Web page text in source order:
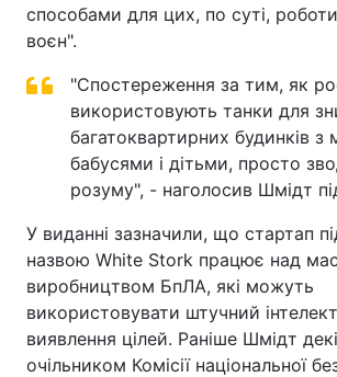
Здоров'я Туризм
Цікавинки
Екологія Регіони
Лонгріди
Інтерв'ю Думки
Архів Вакансії
Контакти
способами для цих, по суті,
воєн".
"Спостереження за тим, як
використовують танки для
багатоквартирних будинків з
бабусями і дітьми, просто
розуму", - наголосив Шмідт
У виданні зазначили, що стартап
назвою White Stork працює над
виробництвом БпЛА, які можуть
використовувати штучний
виявлення цілей. Раніше Шмідт
очільником Комісії національної